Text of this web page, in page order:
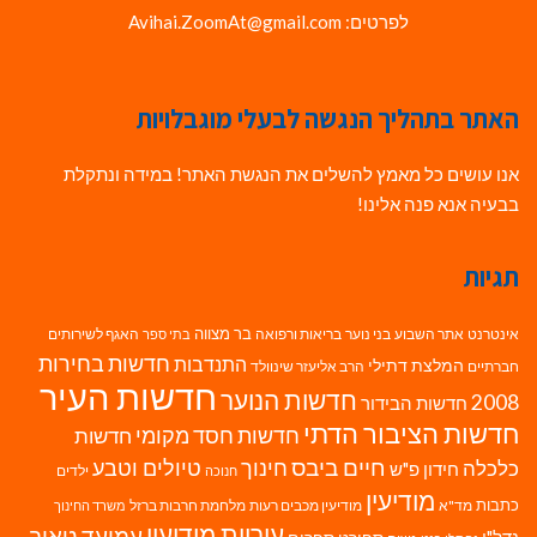
לפרטים: Avihai.ZoomAt@gmail.com
האתר בתהליך הנגשה לבעלי מוגבלויות
אנו עושים כל מאמץ להשלים את הנגשת האתר! במידה ונתקלת
בבעיה אנא פנה אלינו!
תגיות
אינטרנט אתר השבוע בני נוער בריאות ורפואה בר מצווה בתי ספר האגף לשירותים
חברתיים המלצת דתילי הרב אליעזר שינוולד התנדבות חדשות בחירות
2008 חדשות הבידור חדשות הנוערחדשות העיר
חדשות הציבור הדתי חדשות חסד מקומי חדשות
כלכלה חידון פ"ש חיים ביבסחינוך חנוכה טיולים וטבע ילדים
כתבות מד"א מודיעין מודיעין מכבים רעות מלחמת חרבות ברזל משרד החינוך